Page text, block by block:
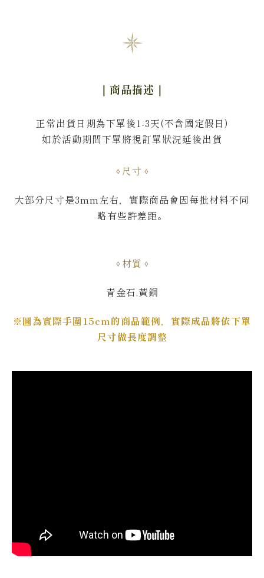
｜商品描述 ｜
正常出貨日期為下單後1-3天(不含國定假日)
如於活動期間下單將視訂單狀況延後出貨
尺寸
大部分尺寸是3mm左右，實際商品會因每批材料不同
略有些許差距。
材質
青金石,黃銅
※圖為實際手圍15cm的商品範例，實際成品將依下單
尺寸做長度調整